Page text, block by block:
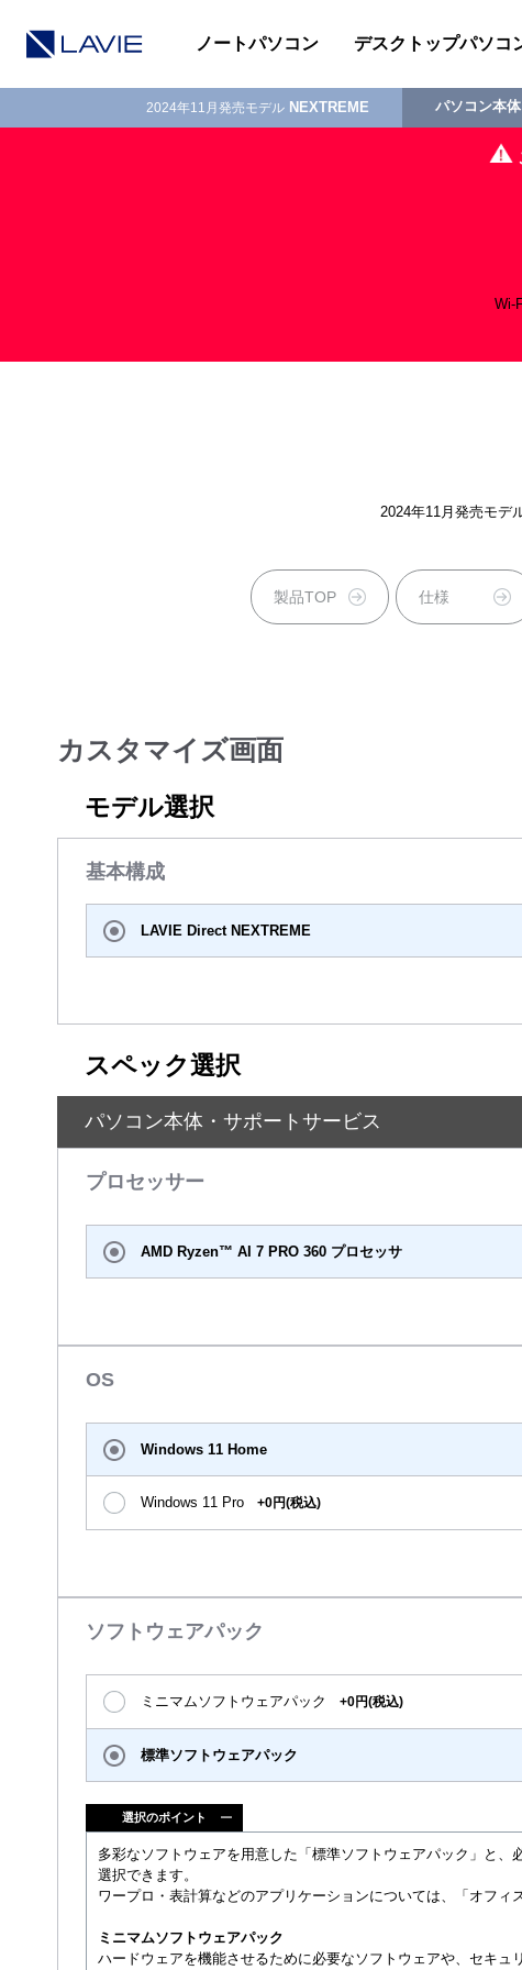
ノートパソコン デスクトップパソコ
2024年11月発売モデル NEXTREME パソコン本
2024年11月発売モデ
製品TOP 仕様
カスタマイズ画面
モデル選択
基本構成
LAVIE Direct NEXTREME
スペック選択
パソコン本体・サポートサービス
プロセッサー
AMD Ryzen™ AI 7 PRO 360 プロセッサ
OS
Windows 11 Home
Windows 11 Pro +0円(税込)
ソフトウェアパック
ミニマムソフトウェアパック +0円(税込)
標準ソフトウェアパック
選択のポイント
多彩なソフトウェアを用意した「標準ソフトウェアパック」と
選択できます。
ワープロ・表計算などのアプリケーションについては、「オフィ
ミニマムソフトウェアパック
ハードウェアを機能させるために必要なソフトウェアや、セキ